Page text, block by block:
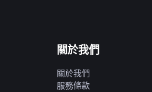
關於我們
關於我們
服務條款